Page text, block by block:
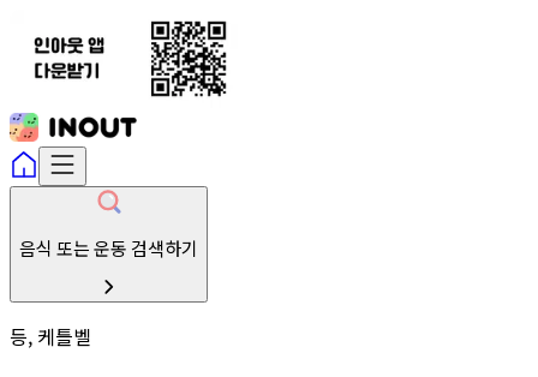
음식 또는 운동 검색하기
등, 케틀벨